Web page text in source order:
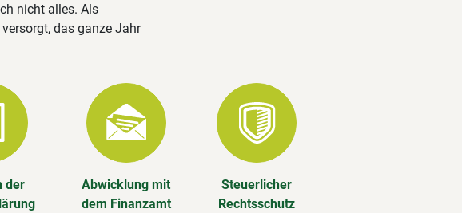
nicht alles. Als
das ganze Jahr
der
Abwicklung mit
dem Finanzamt
Steuerlicher
Rechtsschutz